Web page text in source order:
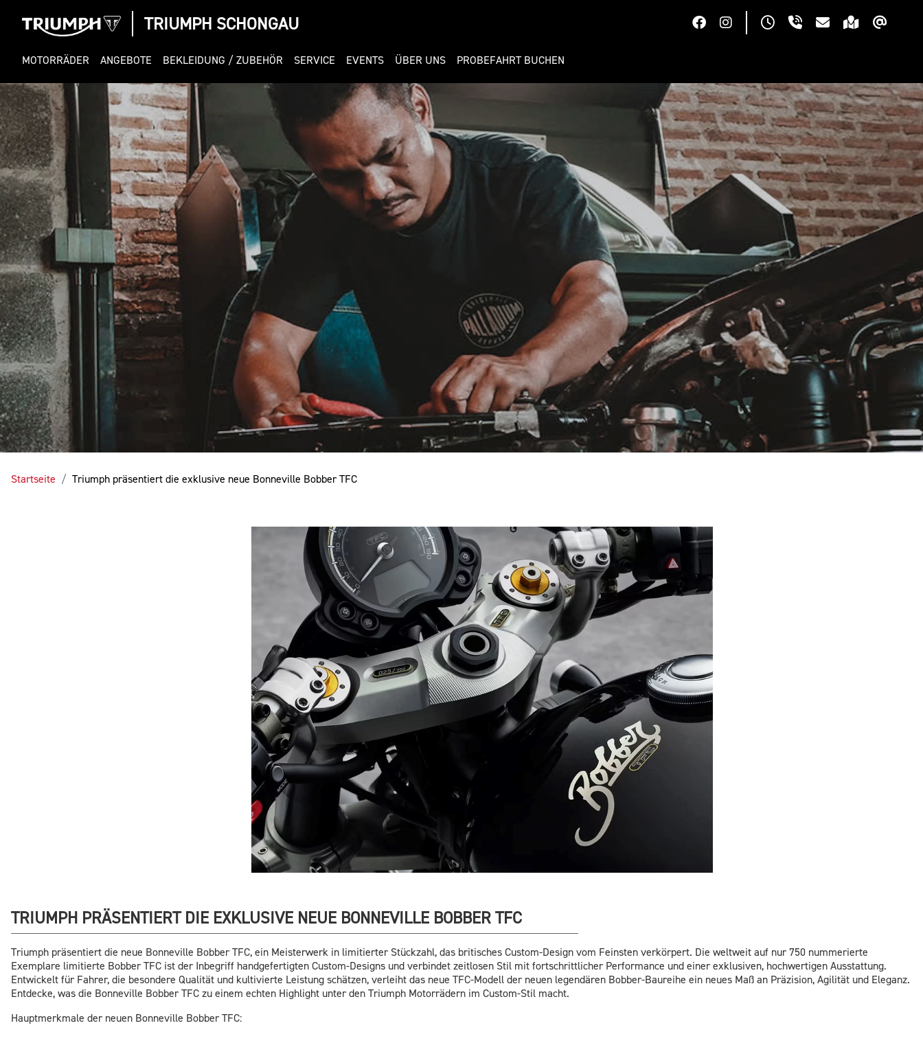
TRIUMPH SCHONGAU
MOTORRÄDER ANGEBOTE BEKLEIDUNG / ZUBEHÖR SERVICE EVENTS ÜBER UNS PROBEFAHRT BUCHEN
Startseite Triumph präsentiert die exklusive neue Bonneville Bobber TFC
TRIUMPH PRÄSENTIERT DIE EXKLUSIVE NEUE BONNEVILLE BOBBER TFC
Triumph präsentiert die neue Bonneville Bobber TFC, ein Meisterwerk in limitierter Stückzahl, das britisches Custom-Design vom Feinsten verkörpert. Die weltweit auf nur 750 nummerierte
Exemplare limitierte Bobber TFC ist der Inbegriff handgefertigten Custom-Designs und verbindet zeitlosen Stil mit fortschrittlicher Performance und einer exklusiven, hochwertigen Ausstattung.
Entwickelt für Fahrer, die besondere Qualität und kultivierte Leistung schätzen, verleiht das neue TFC-Modell der neuen legendären Bobber-Baureihe ein neues Maß an Präzision, Agilität und Eleganz.
Entdecke, was die Bonneville Bobber TFC zu einem echten Highlight unter den Triumph Motorrädern im Custom-Stil macht.
Hauptmerkmale der neuen Bonneville Bobber TFC: